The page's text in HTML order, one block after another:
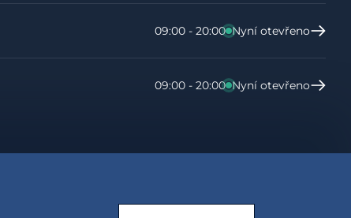
09:00 - 20:00 Nyní otevřeno
09:00 - 20:00 Nyní otevřeno